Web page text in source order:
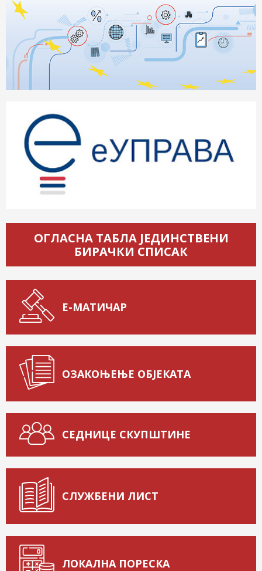
ОГЛАСНА ТАБЛА ЈЕДИНСТВЕНИ
БИРАЧКИ СПИСАК
Е-МАТИЧАР
ОЗАКОЊЕЊЕ ОБЈЕКАТА
СЕДНИЦЕ СКУПШТИНЕ
СЛУЖБЕНИ ЛИСТ
ЛОКАЛНА ПОРЕСКА